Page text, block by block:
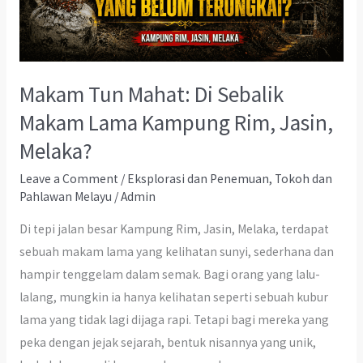
Makam Tun Mahat: Di Sebalik
Makam Lama Kampung Rim, Jasin,
Melaka?
Leave a Comment / Eksplorasi dan Penemuan, Tokoh dan
Pahlawan Melayu /Admin
Di tepi jalan besar Kampung Rim, Jasin, Melaka, terdapat
sebuah makam lama yang kelihatan sunyi, sederhana dan
hampir tenggelam dalam semak. Bagi orang yang lalu-
lalang, mungkin ia hanya kelihatan seperti sebuah kubur
lama yang tidak lagi dijaga rapi. Tetapi bagi mereka yang
peka dengan jejak sejarah, bentuk nisannya yang unik,